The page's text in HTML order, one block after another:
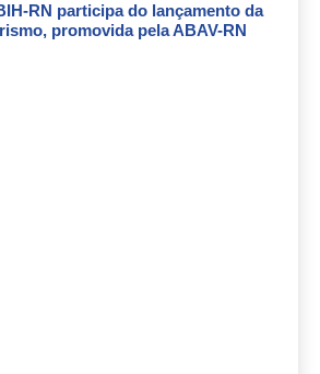
RN participa do lançamento da
promovida pela ABAV-RN